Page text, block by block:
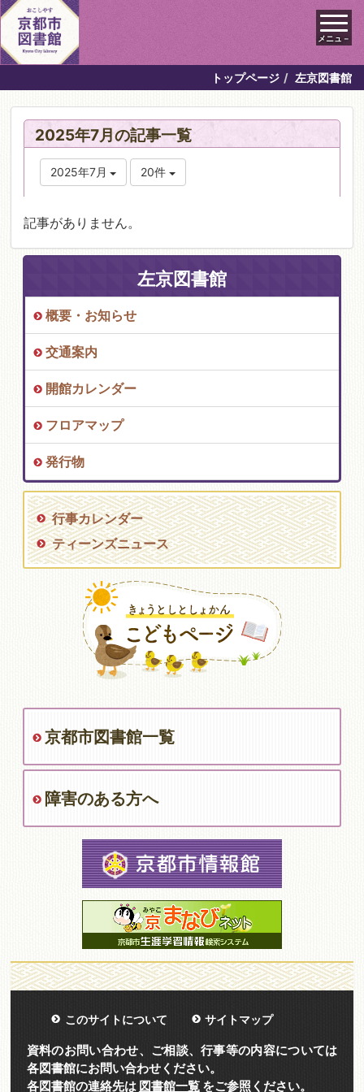
メニュ－
トップページ 左京図書館
2025年7月の記事一覧
2025年7月 20件
記事がありません。
左京図書館
概要・お知らせ
交通案内
開館カレンダー
フロアマップ
発行物
行事カレンダー
ティーンズニュース
京都市図書館一覧
障害のある方へ
このサイトについて サイトマップ
資料のお問い合わせ、ご相談、行事等の内容については
各図書館にお問い合わせください。
各図書館の連絡先は 図書館一覧をご参照ください。